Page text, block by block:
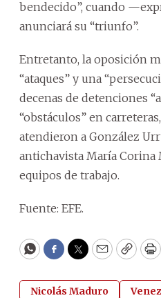
bendecido”, cuando
anunciará su “triunfo”.
Entretanto, la oposición
“ataques” y una
decenas de detenciones
“obstáculos” en
atendieron a González
antichavista María Corina
equipos de trabajo.
Fuente: EFE.
WhatsApp
Facebook
Twitter
EmailCopy
Nicolás Maduro